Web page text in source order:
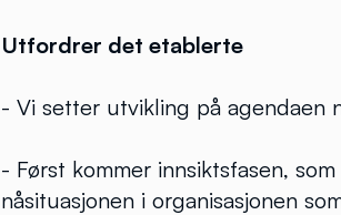
Utfordrer det etablerte
- Vi setter utvikling på agendaen
- Først kommer innsiktsfasen,
nåsituasjonen i organisasjonen